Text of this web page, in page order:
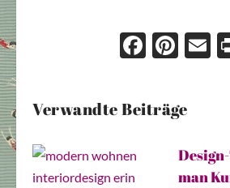
Face
Pint
Verwandte Beiträge
man